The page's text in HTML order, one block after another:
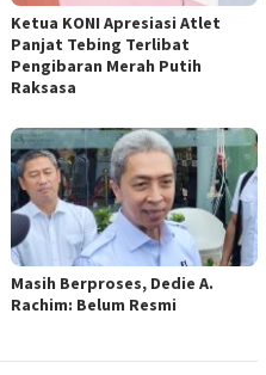
Ketua KONI Apresiasi Atlet
Panjat Tebing Terlibat
Pengibaran Merah Putih
Raksasa
Masih Berproses, Dedie A.
Rachim: Belum Resmi